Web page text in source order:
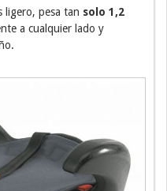
ligero, pesa tan solo 1,2
a cualquier lado y